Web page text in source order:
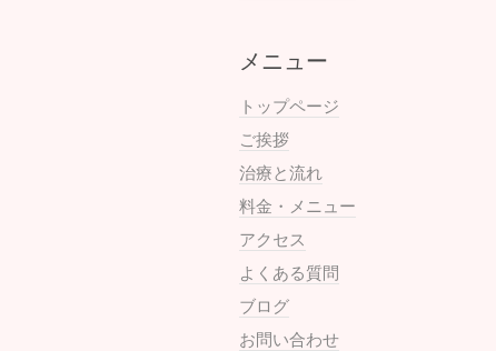
メニュー
トップページ
ご挨拶
治療と流れ
料金・メニュー
アクセス
よくある質問
ブログ
お問い合わせ